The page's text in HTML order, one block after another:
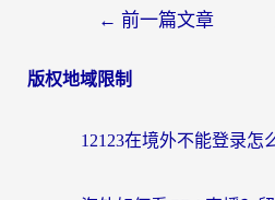
← 前一篇文章
版权地域限制